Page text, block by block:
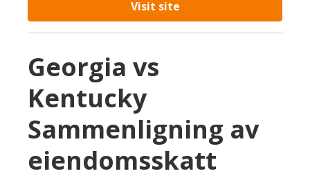
Visit site
Georgia vs
Kentucky
Sammenligning av
eiendomsskatt